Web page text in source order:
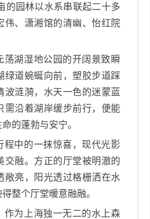
的园林以水系串联起二十多
伟、潇湘馆的清幽、怡红院
荡湖湿地公园的开阔景致瞬
绿道蜿蜒向前，塑胶步道踩
波涟漪，水天一色的迷蒙蓝
需沿着湖岸缓步前行，便能
的蓬勃与安宁。
程中的一抹惊喜，现代光影
交融。方正的厅堂被明澈的
敞亮，阳光透过格栅洒在水
整个厅堂暖意融融。
作为上海独一无二的水上森